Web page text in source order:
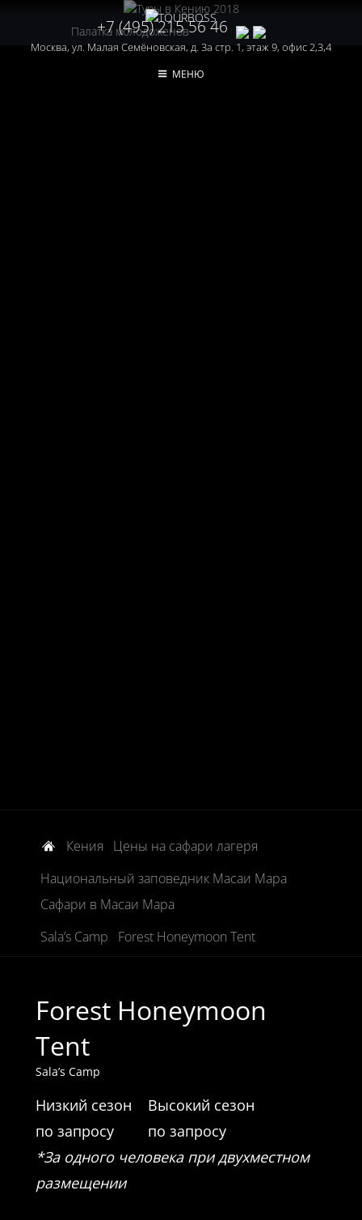
+7 (495) 215 56 46
Москва, ул. Малая Семёновская, д. 3а стр. 1, этаж 9, офис 2,3,4
МЕНЮ
Палатка молодоженов
Кения
Цены на сафари лагеря
Национальный заповедник Масаи Мара
Сафари в Масаи Мара
Sala’s Camp
Forest Honeymoon Tent
Forest Honeymoon
Tent
Sala’s Camp
Низкий сезон
по запросу
Высокий сезон
по запросу
*За одного человека при двухместном
размещении